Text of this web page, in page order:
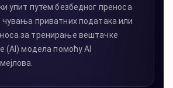
упит путем безбедног преноса
чувања приватних података или
за тренирање вештачке
(AI) модела помоћу AI